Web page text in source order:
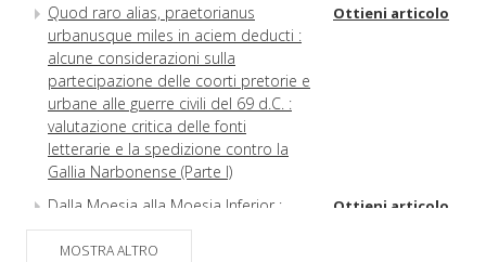
Quod raro alias, praetorianus
urbanusque miles in aciem deducti :
alcune considerazioni sulla
partecipazione delle coorti pretorie e
urbane alle guerre civili del 69 d.C. :
valutazione critica delle fonti
letterarie e la spedizione contro la
Gallia Narbonense (Parte I)
Ottieni articolo
Dalla Moesia alla Moesia Inferior :
nascita e urbanizzazione di una
provincia fra Augusto e Diocleziano
Ottieni articolo
MOSTRA ALTRO